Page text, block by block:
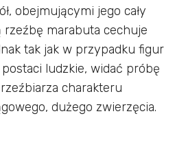
obejmującymi jego cały
rzeźbę marabuta cechuje
tak jak w przypadku figur
ludzkie, widać próbę
charakteru
dużego zwierzęcia.